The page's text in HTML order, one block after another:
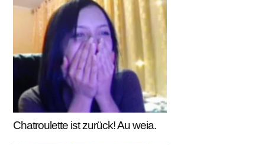
Chatroulette ist zurück! Au weia.